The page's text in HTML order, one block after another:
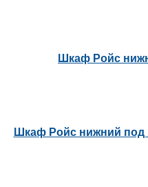
Шкаф Ройс
Шкаф Ройс нижний под